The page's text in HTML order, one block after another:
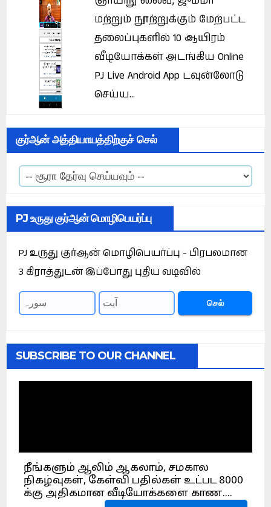
மற்றும் நூற்றுக்கும் மேற்பட்ட
தலைப்புகளில் 10 ஆயிரம்
வீடியோக்கள் அடங்கிய Online
PJ Live Android App டவுன்லோடு
செய்ய...
குர்ஆன் அத்தியாயத்திற்குச் செல்
PJ உருது குர்ஆன் மொழிபெயர்ப்பு
PJ உருது குர்ஆன் மொழிபெயர்ப்பு - பிரபலமான
3 கிராத்துடன் இப்போது புதிய வடிவில்
செல்
SUBSCRIBE TO OUR CHANNEL